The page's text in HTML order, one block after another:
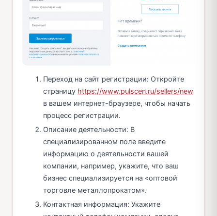
Переход на сайт регистрации: Откройте
страницу https://www.pulscen.ru/sellers/new
в вашем интернет-браузере, чтобы начать
процесс регистрации.
Описание деятельности: В
специализированном поле введите
информацию о деятельности вашей
компании, например, укажите, что ваш
бизнес специализируется на «оптовой
торговле металлопрокатом».
Контактная информация: Укажите